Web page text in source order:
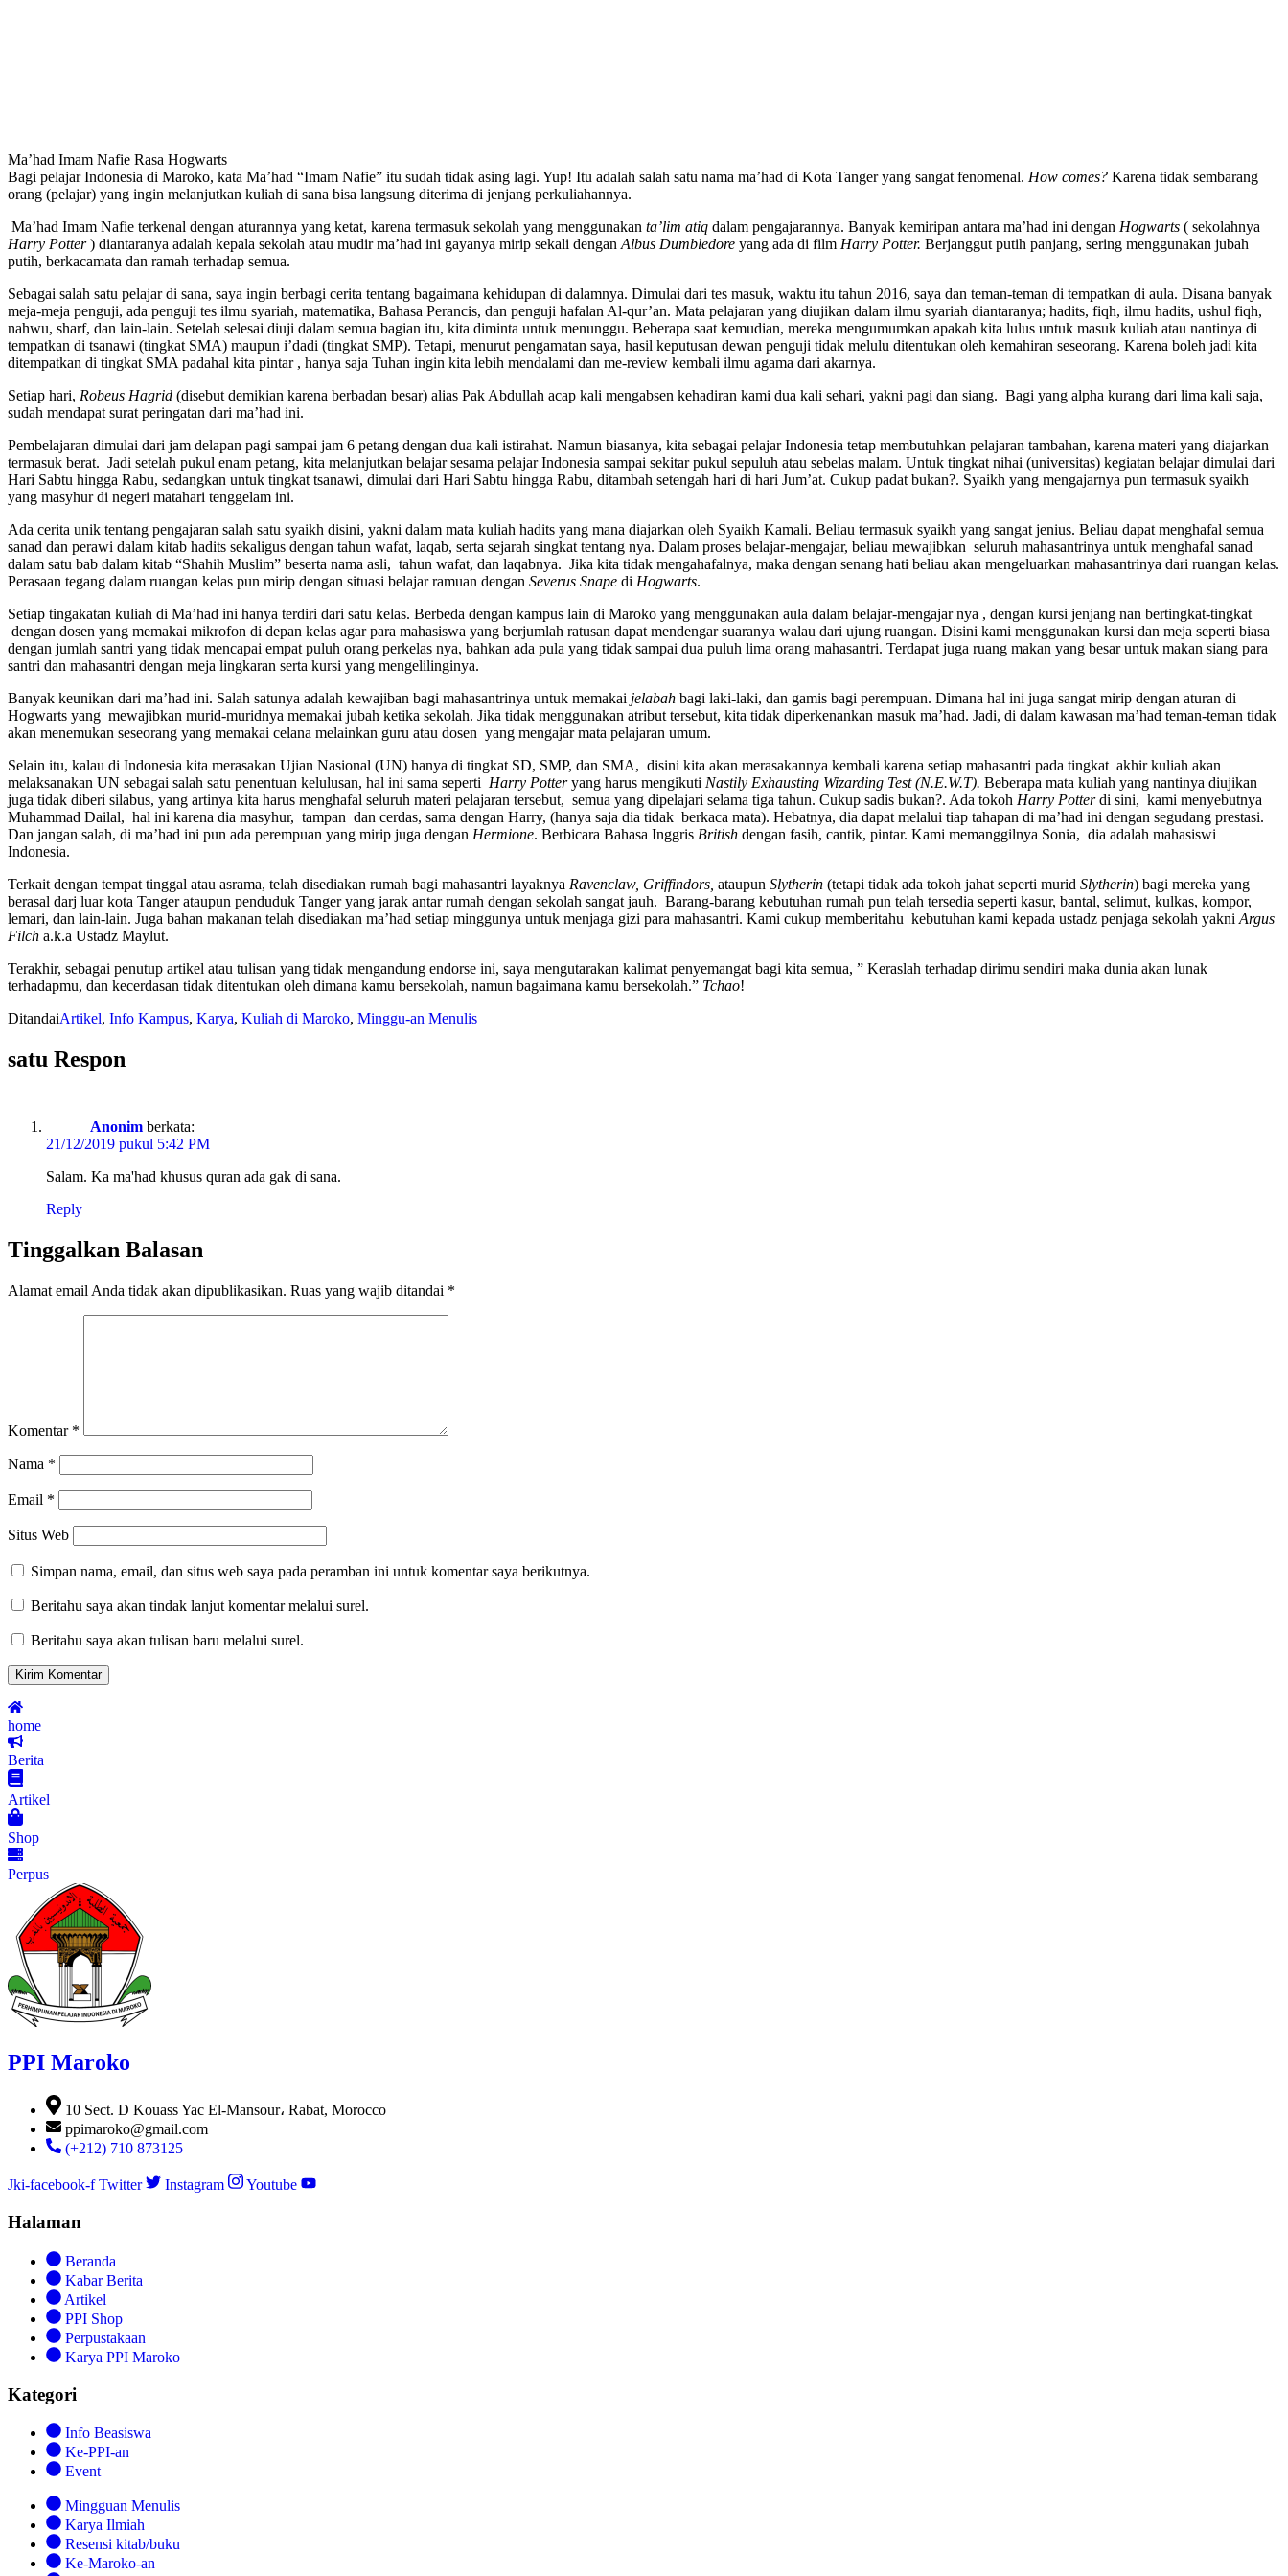
Ma’had Imam Nafie Rasa Hogwarts
Bagi pelajar Indonesia di Maroko, kata Ma’had “Imam Nafie” itu sudah tidak asing lagi. Yup! Itu adalah salah satu nama ma’had di Kota Tanger yang sangat fenomenal. How comes? Karena tidak sembarang
orang (pelajar) yang ingin melanjutkan kuliah di sana bisa langsung diterima di jenjang perkuliahannya.
Ma’had Imam Nafie terkenal dengan aturannya yang ketat, karena termasuk sekolah yang menggunakan ta’lim atiq dalam pengajarannya. Banyak kemiripan antara ma’had ini dengan Hogwarts ( sekolahnya
Harry Potter) diantaranya adalah kepala sekolah atau mudir ma’had ini gayanya mirip sekali dengan Albus Dumbledore yang ada di film Harry Potter. Berjanggut putih panjang, sering menggunakan jubah
putih, berkacamata dan ramah terhadap semua.
Sebagai salah satu pelajar di sana, saya ingin berbagi cerita tentang bagaimana kehidupan di dalamnya. Dimulai dari tes masuk, waktu itu tahun 2016, saya dan teman-teman di tempatkan di aula. Disana banyak
meja-meja penguji, ada penguji tes ilmu syariah, matematika, Bahasa Perancis, dan penguji hafalan Al-qur’an. Mata pelajaran yang diujikan dalam ilmu syariah diantaranya; hadits, fiqh, ilmu hadits, ushul fiqh,
nahwu, sharf, dan lain-lain. Setelah selesai diuji dalam semua bagian itu, kita diminta untuk menunggu. Beberapa saat kemudian, mereka mengumumkan apakah kita lulus untuk masuk kuliah atau nantinya di
tempatkan di tsanawi (tingkat SMA) maupun i’dadi (tingkat SMP). Tetapi, menurut pengamatan saya, hasil keputusan dewan penguji tidak melulu ditentukan oleh kemahiran seseorang. Karena boleh jadi kita
ditempatkan di tingkat SMA padahal kita pintar , hanya saja Tuhan ingin kita lebih mendalami dan me-review kembali ilmu agama dari akarnya.
Setiap hari, Robeus Hagrid (disebut demikian karena berbadan besar) alias Pak Abdullah acap kali mengabsen kehadiran kami dua kali sehari, yakni pagi dan siang. Bagi yang alpha kurang dari lima kali saja,
sudah mendapat surat peringatan dari ma’had ini.
Pembelajaran dimulai dari jam delapan pagi sampai jam 6 petang dengan dua kali istirahat. Namun biasanya, kita sebagai pelajar Indonesia tetap membutuhkan pelajaran tambahan, karena materi yang diajarkan
termasuk berat. Jadi setelah pukul enam petang, kita melanjutkan belajar sesama pelajar Indonesia sampai sekitar pukul sepuluh atau sebelas malam. Untuk tingkat nihai (universitas) kegiatan belajar dimulai dari
Hari Sabtu hingga Rabu, sedangkan untuk tingkat tsanawi, dimulai dari Hari Sabtu hingga Rabu, ditambah setengah hari di hari Jum’at. Cukup padat bukan?. Syaikh yang mengajarnya pun termasuk syaikh
yang masyhur di negeri matahari tenggelam ini.
Ada cerita unik tentang pengajaran salah satu syaikh disini, yakni dalam mata kuliah hadits yang mana diajarkan oleh Syaikh Kamali. Beliau termasuk syaikh yang sangat jenius. Beliau dapat menghafal semua
sanad dan perawi dalam kitab hadits sekaligus dengan tahun wafat, laqab, serta sejarah singkat tentang nya. Dalam proses belajar-mengajar, beliau mewajibkan seluruh mahasantrinya untuk menghafal sanad
dalam satu bab dalam kitab “Shahih Muslim” beserta nama asli, tahun wafat, dan laqabnya. Jika kita tidak mengahafalnya, maka dengan senang hati beliau akan mengeluarkan mahasantrinya dari ruangan kelas.
Perasaan tegang dalam ruangan kelas pun mirip dengan situasi belajar ramuan dengan Severus Snape di Hogwarts.
Setiap tingakatan kuliah di Ma’had ini hanya terdiri dari satu kelas. Berbeda dengan kampus lain di Maroko yang menggunakan aula dalam belajar-mengajar nya , dengan kursi jenjang nan bertingkat-tingkat
dengan dosen yang memakai mikrofon di depan kelas agar para mahasiswa yang berjumlah ratusan dapat mendengar suaranya walau dari ujung ruangan. Disini kami menggunakan kursi dan meja seperti biasa
dengan jumlah santri yang tidak mencapai empat puluh orang perkelas nya, bahkan ada pula yang tidak sampai dua puluh lima orang mahasantri. Terdapat juga ruang makan yang besar untuk makan siang para
santri dan mahasantri dengan meja lingkaran serta kursi yang mengelilinginya.
Banyak keunikan dari ma’had ini. Salah satunya adalah kewajiban bagi mahasantrinya untuk memakai jelabah bagi laki-laki, dan gamis bagi perempuan. Dimana hal ini juga sangat mirip dengan aturan di
Hogwarts yang mewajibkan murid-muridnya memakai jubah ketika sekolah. Jika tidak menggunakan atribut tersebut, kita tidak diperkenankan masuk ma’had. Jadi, di dalam kawasan ma’had teman-teman tidak
akan menemukan seseorang yang memakai celana melainkan guru atau dosen yang mengajar mata pelajaran umum.
Selain itu, kalau di Indonesia kita merasakan Ujian Nasional (UN) hanya di tingkat SD, SMP, dan SMA, disini kita akan merasakannya kembali karena setiap mahasantri pada tingkat akhir kuliah akan
melaksanakan UN sebagai salah satu penentuan kelulusan, hal ini sama seperti Harry Potteryang harus mengikuti Nastily Exhausting Wizarding Test (N.E.W.T). Beberapa mata kuliah yang nantinya diujikan
juga tidak diberi silabus, yang artinya kita harus menghafal seluruh materi pelajaran tersebut, semua yang dipelajari selama tiga tahun. Cukup sadis bukan?. Ada tokoh Harry Potterdi sini, kami menyebutnya
Muhammad Dailal, hal ini karena dia masyhur, tampan dan cerdas, sama dengan Harry, (hanya saja dia tidak berkaca mata). Hebatnya, dia dapat melalui tiap tahapan di ma’had ini dengan segudang prestasi.
Dan jangan salah, di ma’had ini pun ada perempuan yang mirip juga dengan Hermione. Berbicara Bahasa Inggris British dengan fasih, cantik, pintar. Kami memanggilnya Sonia, dia adalah mahasiswi
Indonesia.
Terkait dengan tempat tinggal atau asrama, telah disediakan rumah bagi mahasantri layaknya Ravenclaw, Griffindors, ataupun Slytherin (tetapi tidak ada tokoh jahat seperti murid Slytherin) bagi mereka yang
berasal darj luar kota Tanger ataupun penduduk Tanger yang jarak antar rumah dengan sekolah sangat jauh. Barang-barang kebutuhan rumah pun telah tersedia seperti kasur, bantal, selimut, kulkas, kompor,
lemari, dan lain-lain. Juga bahan makanan telah disediakan ma’had setiap minggunya untuk menjaga gizi para mahasantri. Kami cukup memberitahu kebutuhan kami kepada ustadz penjaga sekolah yakni Argus
Filch a.k.a Ustadz Maylut.
Terakhir, sebagai penutup artikel atau tulisan yang tidak mengandung endorse ini, saya mengutarakan kalimat penyemangat bagi kita semua, ” Keraslah terhadap dirimu sendiri maka dunia akan lunak
terhadapmu, dan kecerdasan tidak ditentukan oleh dimana kamu bersekolah, namun bagaimana kamu bersekolah.” Tchao!
DitandaiArtikel, Info Kampus, Karya, Kuliah di Maroko, Minggu-an Menulis
satu Respon
Anonim berkata:
21/12/2019 pukul 5:42 PM
Salam. Ka ma'had khusus quran ada gak di sana.
Reply
Tinggalkan Balasan
Alamat email Anda tidak akan dipublikasikan. Ruas yang wajib ditandai *
Komentar *
Nama *
Email *
Situs Web
Simpan nama, email, dan situs web saya pada peramban ini untuk komentar saya berikutnya.
Beritahu saya akan tindak lanjut komentar melalui surel.
Beritahu saya akan tulisan baru melalui surel.
home
Berita
Artikel
Shop
Perpus
PPI Maroko
10 Sect. D Kouass Yac El-Mansour، Rabat, Morocco
ppimaroko@gmail.com
(+212) 710 873125
Jki-facebook-f Twitter Instagram Youtube
Halaman
Beranda
Kabar Berita
Artikel
PPI Shop
Perpustakaan
Karya PPI Maroko
Kategori
Info Beasiswa
Ke-PPI-an
Event
Mingguan Menulis
Karya Ilmiah
Resensi kitab/buku
Ke-Maroko-an